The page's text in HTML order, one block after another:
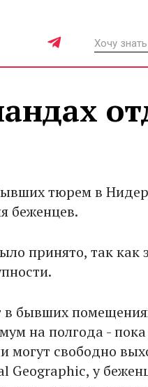
тюрем в
беженцев.
принято, так как
в бывших
на полгода - пока
могут свободно
Geographic, у